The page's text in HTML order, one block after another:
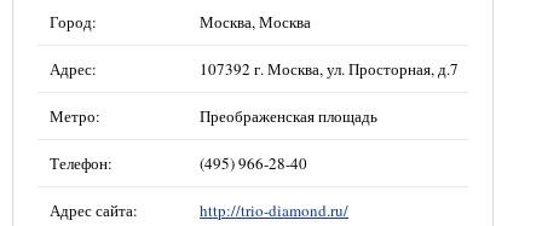
Город: Москва, Москва
Адрес: 107392 г. Москва, ул. Просторная, д.7
Метро: Преображенская площадь
Телефон: (495) 966-28-40
Адрес сайта: http://trio-diamond.ru/